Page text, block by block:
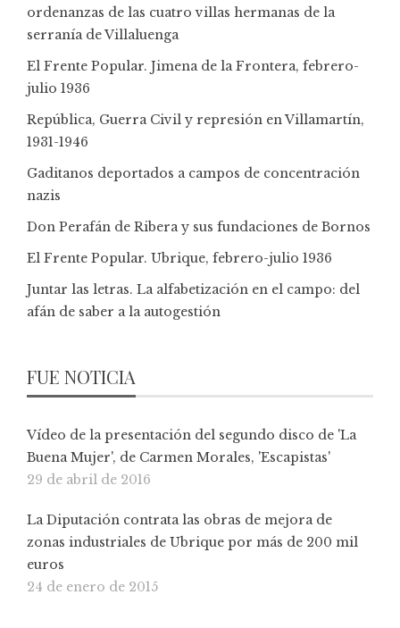
ordenanzas de las cuatro villas hermanas de la
serranía de Villaluenga
El Frente Popular. Jimena de la Frontera, febrero-
julio 1936
República, Guerra Civil y represión en Villamartín,
1931-1946
Gaditanos deportados a campos de concentración
nazis
Don Perafán de Ribera y sus fundaciones de Bornos
El Frente Popular. Ubrique, febrero-julio 1936
Juntar las letras. La alfabetización en el campo: del
afán de saber a la autogestión
FUE NOTICIA
Vídeo de la presentación del segundo disco de 'La
Buena Mujer', de Carmen Morales, 'Escapistas'
29 de abril de 2016
La Diputación contrata las obras de mejora de
zonas industriales de Ubrique por más de 200 mil
euros
24 de enero de 2015